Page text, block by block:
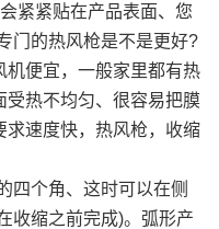
紧紧贴在产品表面、您
门的热风枪是不是更好?
机便宜，一般家里都有热
受热不均匀、很容易把膜
求速度快，热风枪，收缩
个角、这时可以在侧
收缩之前完成)。弧形产